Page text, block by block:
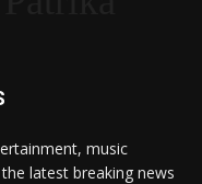
music
latest breaking news